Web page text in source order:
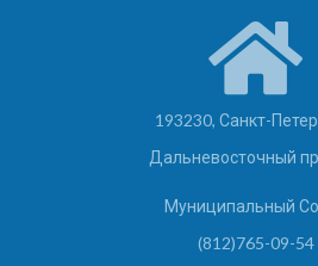
193230, Санкт-
Дальневосточный
Муниципальный
(812)765-09-54